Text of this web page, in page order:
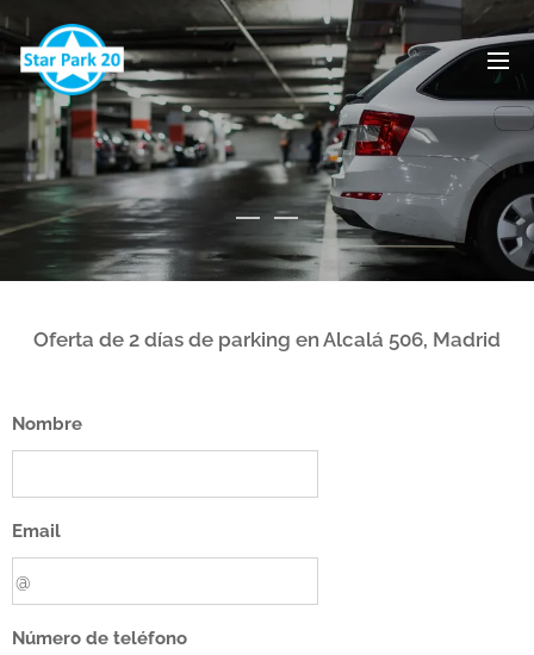
Oferta de 2 días de parking en Alcalá 506, Madrid
Nombre
Email
Número de teléfono